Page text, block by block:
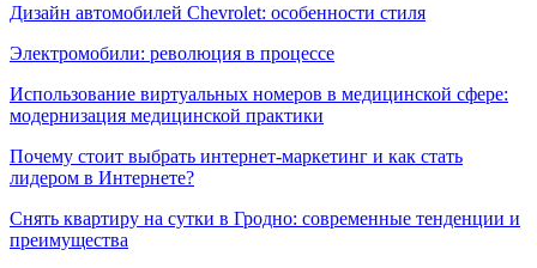
Дизайн автомобилей Chevrolet: особенности стиля
Электромобили: революция в процессе
Использование виртуальных номеров в медицинской сфере:
модернизация медицинской практики
Почему стоит выбрать интернет-маркетинг и как стать
лидером в Интернете?
Снять квартиру на сутки в Гродно: современные тенденции и
преимущества